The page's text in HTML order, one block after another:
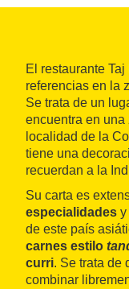
El restaurante
referencias en la
Se trata de un
encuentra en una
localidad de la
tiene una
recuerdan a la
Su carta es
especialidades y
de este país
carnes estilo
curri. Se trata de
combinar